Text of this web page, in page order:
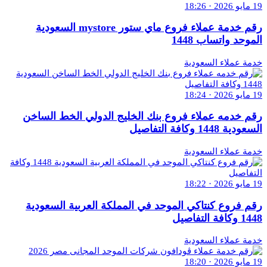
19 مايو 2026 · 18:26
رقم خدمة عملاء فروع ماي ستور mystore السعودية
الموحد واتساب 1448
خدمة عملاء السعودية
19 مايو 2026 · 18:24
رقم خدمه عملاء فروع بنك الخليج الدولي الخط الساخن
السعودية 1448 وكافة التفاصيل
خدمة عملاء السعودية
19 مايو 2026 · 18:22
رقم فروع كنتاكي الموحد في المملكة العربية السعودية
1448 وكافة التفاصيل
خدمة عملاء السعودية
19 مايو 2026 · 18:20